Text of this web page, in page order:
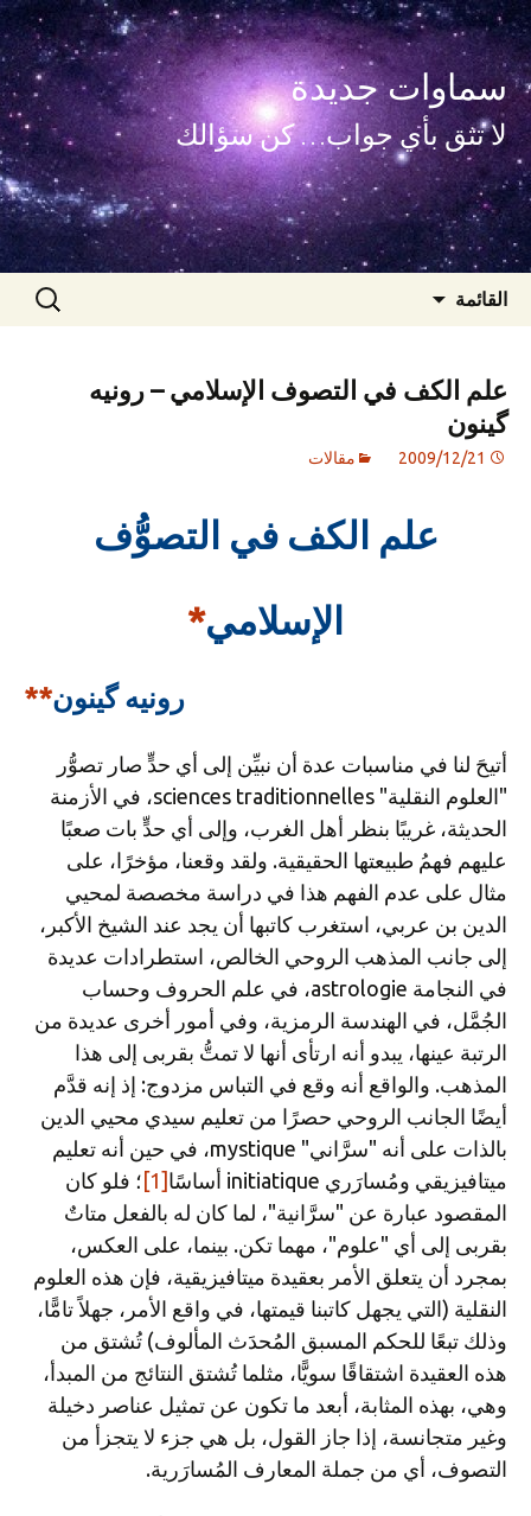
سماوات جديدة
لا تثق بأي جواب… كن سؤالك
القائمة
البحث
عن:
علم الكف في التصوف الإسلامي – رونيه
گينون
2009/12/21 مقالات
علم الكف في التصوُّف
الإسلامي*
رونيه گينون**
أتيحَ لنا في مناسبات عدة أن نبيِّن إلى أي حدٍّ صار تصوُّر
"العلوم النقلية" sciences traditionnelles، في الأزمنة
الحديثة، غريبًا بنظر أهل الغرب، وإلى أي حدٍّ بات صعبًا
عليهم فهمُ طبيعتها الحقيقية. ولقد وقعنا، مؤخرًا، على
مثال على عدم الفهم هذا في دراسة مخصصة لمحيي
الدين بن عربي، استغرب كاتبها أن يجد عند الشيخ الأكبر،
إلى جانب المذهب الروحي الخالص، استطرادات عديدة
في النجامة astrologie، في علم الحروف وحساب
الجُمَّل، في الهندسة الرمزية، وفي أمور أخرى عديدة من
الرتبة عينها، يبدو أنه ارتأى أنها لا تمتُّ بقربى إلى هذا
المذهب. والواقع أنه وقع في التباس مزدوج: إذ إنه قدَّم
أيضًا الجانب الروحي حصرًا من تعليم سيدي محيي الدين
بالذات على أنه "سرَّاني" mystique، في حين أنه تعليم
ميتافيزيقي ومُسارَري initiatique أساسًا
[1]
؛ فلو كان
المقصود عبارة عن "سرَّانية"، لما كان له بالفعل متاتٌ
بقربى إلى أي "علوم"، مهما تكن. بينما، على العكس،
بمجرد أن يتعلق الأمر بعقيدة ميتافيزيقية، فإن هذه العلوم
النقلية (التي يجهل كاتبنا قيمتها، في واقع الأمر، جهلاً تامًّا،
وذلك تبعًا للحكم المسبق المُحدَث المألوف) تُشتق من
هذه العقيدة اشتقاقًا سويًّا، مثلما تُشتق النتائج من المبدأ،
وهي، بهذه المثابة، أبعد ما تكون عن تمثيل عناصر دخيلة
وغير متجانسة، إذا جاز القول، بل هي جزء لا يتجزأ من
التصوف، أي من جملة المعارف المُسارَرية.